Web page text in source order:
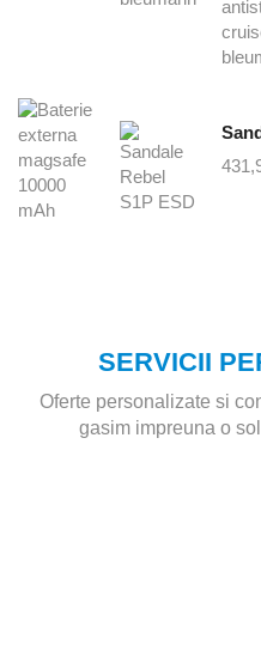
SERVICII
Oferte personalizate si
gasim impreuna o